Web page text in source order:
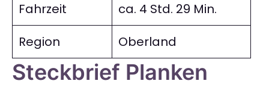
Fahrzeit
ca. 4 Std. 29 Min.
Region
Oberland
Steckbrief Planken